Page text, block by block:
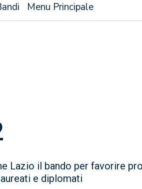
Menu Principale
Lazio il bando per favorire
e diplomati